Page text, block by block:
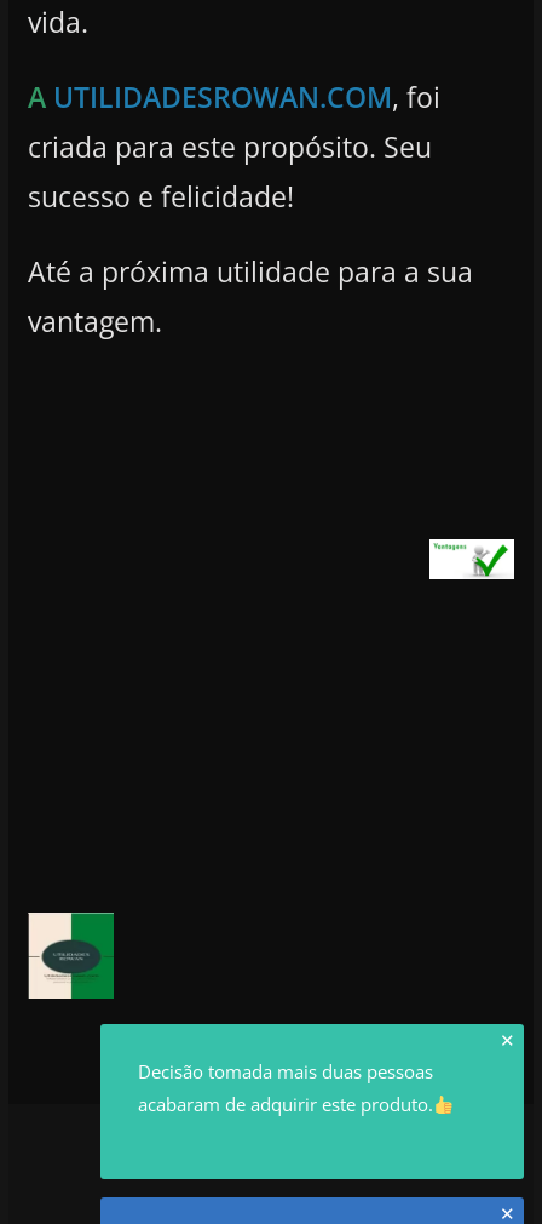
vida.
A UTILIDADESROWAN.COM, foi
criada para este propósito. Seu
sucesso e felicidade!
Até a próxima utilidade para a sua
vantagem.
✕
Decisão tomada mais duas pessoas
acabaram de adquirir este produto.
✕